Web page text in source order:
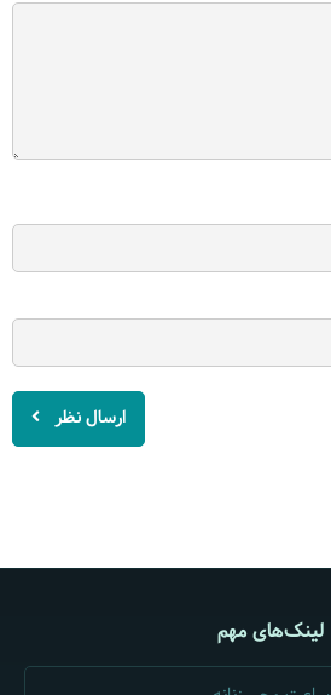
ارسال نظر
لینک‌های مهم